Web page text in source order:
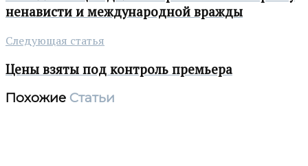
ненависти и международной вражды
Следующая статья
Цены взяты под контроль премьера
Похожие Статьи